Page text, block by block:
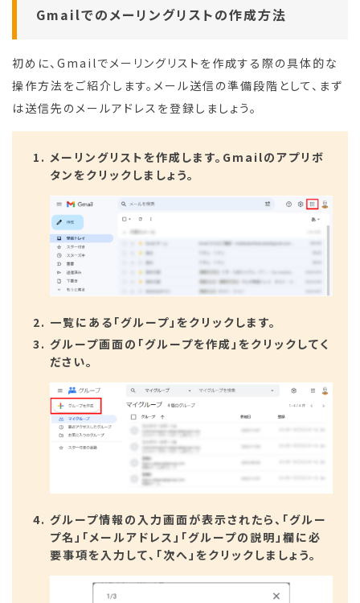
Gmailでのメーリングリストの作成方法
初めに、Gmailでメーリングリストを作成する際の具体的な
操作方法をご紹介します。メール送信の準備段階として、まず
は送信先のメールアドレスを登録しましょう。
メーリングリストを作成します。Gmailのアプリボ
タンをクリックしましょう。
一覧にある「グループ」をクリックします。
グループ画面の「グループを作成」をクリックしてく
ださい。
グループ情報の入力画面が表示されたら、「グルー
プ名」「メールアドレス」「グループの説明」欄に必
要事項を入力して、「次へ」をクリックしましょう。